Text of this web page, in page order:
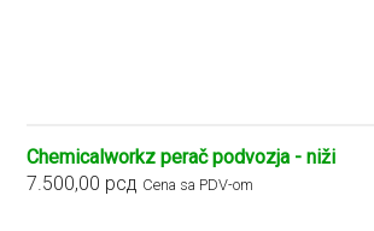
Chemicalworkz perač podvozja - niži
7.500,00 рсд Cena sa PDV-om